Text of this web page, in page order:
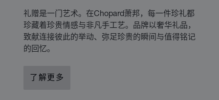
礼赠是一门艺术。在Chopard萧邦，每一件珍礼都
珍藏着珍贵情感与非凡手工艺。品牌以奢华礼品，
致献连接彼此的举动、弥足珍贵的瞬间与值得铭记
的回忆。
了解更多